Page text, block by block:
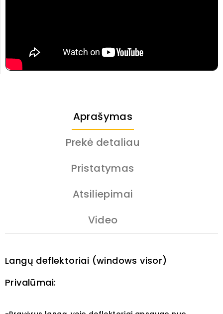
Aprašymas
Prekė detaliau
Pristatymas
Atsiliepimai
Video
Langų deflektoriai (windows visor)
Privalūmai: